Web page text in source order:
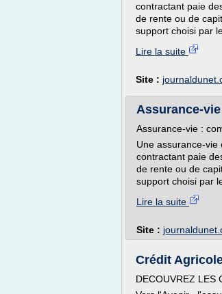
contractant paie
de rente ou de
support choisi par
Lire la suite
Site :
Assurance-
Assurance-vie :
Une assurance-vie
contractant paie
de rente ou de
support choisi par
Lire la suite
Site :
Crédit
DECOUVREZ LES